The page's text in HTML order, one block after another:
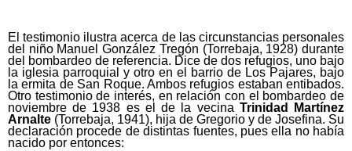
El testimonio ilustra acerca de las circunstancias personales
del niño Manuel González Tregón (Torrebaja, 1928) durante
del bombardeo de referencia. Dice de dos refugios, uno bajo
la iglesia parroquial y otro en el barrio de Los Pajares, bajo
la ermita de San Roque. Ambos refugios estaban entibados.
Otro testimonio de interés, en relación con el bombardeo de
noviembre de 1938 es el de la vecina Trinidad Martínez
Arnalte (Torrebaja, 1941), hija de Gregorio y de Josefina. Su
declaración procede de distintas fuentes, pues ella no había
nacido por entonces: